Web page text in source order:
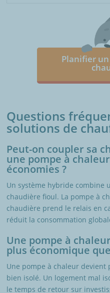
Planifier
Questions
solutions de
Peut-on coupler sa
une pompe à
économies ?
Un système hybride combine
chaudière fioul. La pompe à
chaudière prend le relais en
réduit la consommation
Une pompe à
plus économique
Une pompe à chaleur
bien isolé. Un logement mal
le temps de retour sur